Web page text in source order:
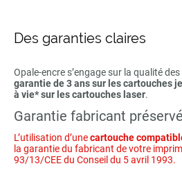
Des garanties claires
Opale-encre s’engage sur la qualité
garantie de 3 ans sur les cartouches
à vie* sur les cartouches laser.
Garantie fabricant
L’utilisation d’unecartouche
la garantie du fabricant de votre
93/13/CEE du Conseil du 5 avril 1993.